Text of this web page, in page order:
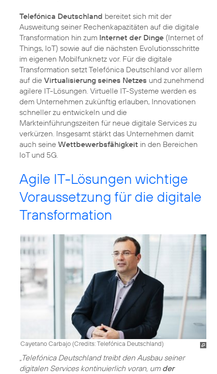
Telefónica Deutschland bereitet sich mit der
Ausweitung seiner Rechenkapazitäten auf die digitale
Transformation hin zum Internet der Dinge (Internet of
Things, IoT) sowie auf die nächsten Evolutionsschritte
im eigenen Mobilfunknetz vor. Für die digitale
Transformation setzt Telefónica Deutschland vor allem
auf die Virtualisierung seines Netzes und zunehmend
agilere IT-Lösungen. Virtuelle IT-Systeme werden es
dem Unternehmen zukünftig erlauben, Innovationen
schneller zu entwickeln und die
Markteinführungszeiten für neue digitale Services zu
verkürzen. Insgesamt stärkt das Unternehmen damit
auch seine Wettbewerbsfähigkeit in den Bereichen
IoT und 5G.
Agile IT-Lösungen wichtige
Voraussetzung für die digitale
Transformation
Cayetano Carbajo (Credits: Telefónica Deutschland)
„Telefónica Deutschland treibt den Ausbau seiner
digitalen Services kontinuierlich voran, um der